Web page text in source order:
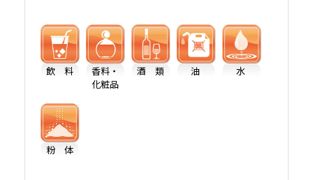
飲 料
香料・
化粧品
酒 類 油 水
粉 体